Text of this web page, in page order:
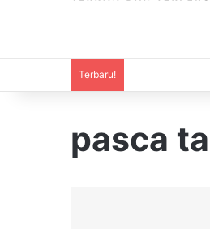
Terbaru!
pasca